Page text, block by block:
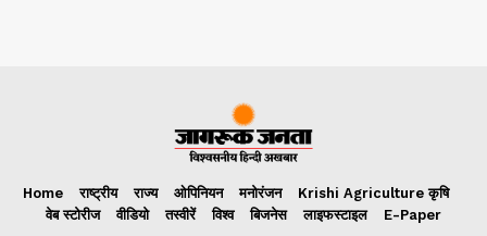
Home राष्ट्रीय राज्य ओपिनियन मनोरंजन
Krishi Agriculture कृषि
वेब स्टोरीज
वीडियो तस्वीरें विश्व बिजनेस लाइफस्टाइल E-Paper